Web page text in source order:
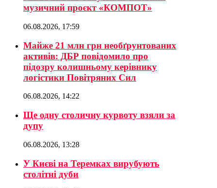
музичний проєкт «КОМПОТ»
06.08.2026, 17:59
Майже 21 млн грн необґрунтованих
активів: ДБР повідомило про
підозру колишньому керівнику
логістики Повітряних Сил
06.08.2026, 14:22
Ще одну столичну курвоту взяли за
дупу
06.08.2026, 13:28
У Києві на Теремках вирубують
столітні дуби